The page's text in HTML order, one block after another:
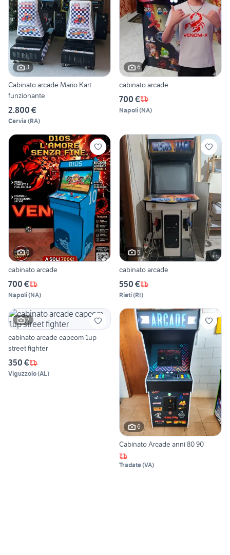
3
Cabinato arcade Mario Kart
funzionante
2.800 €
Cervia (RA)
6
cabinato arcade
700 €
Napoli(NA)
6
cabinato arcade
700 €
Napoli(NA)
5
cabinato arcade
550 €
Rieti(RI)
2
cabinato arcade capcom 1up
street fighter
350 €
Viguzzolo(AL)
6
Cabinato Arcade anni 80 90
Tradate(VA)